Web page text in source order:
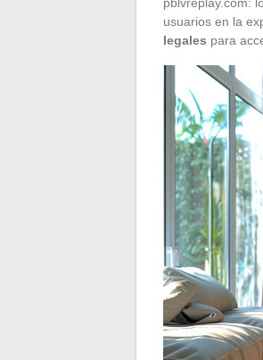
usuarios en la
legales para